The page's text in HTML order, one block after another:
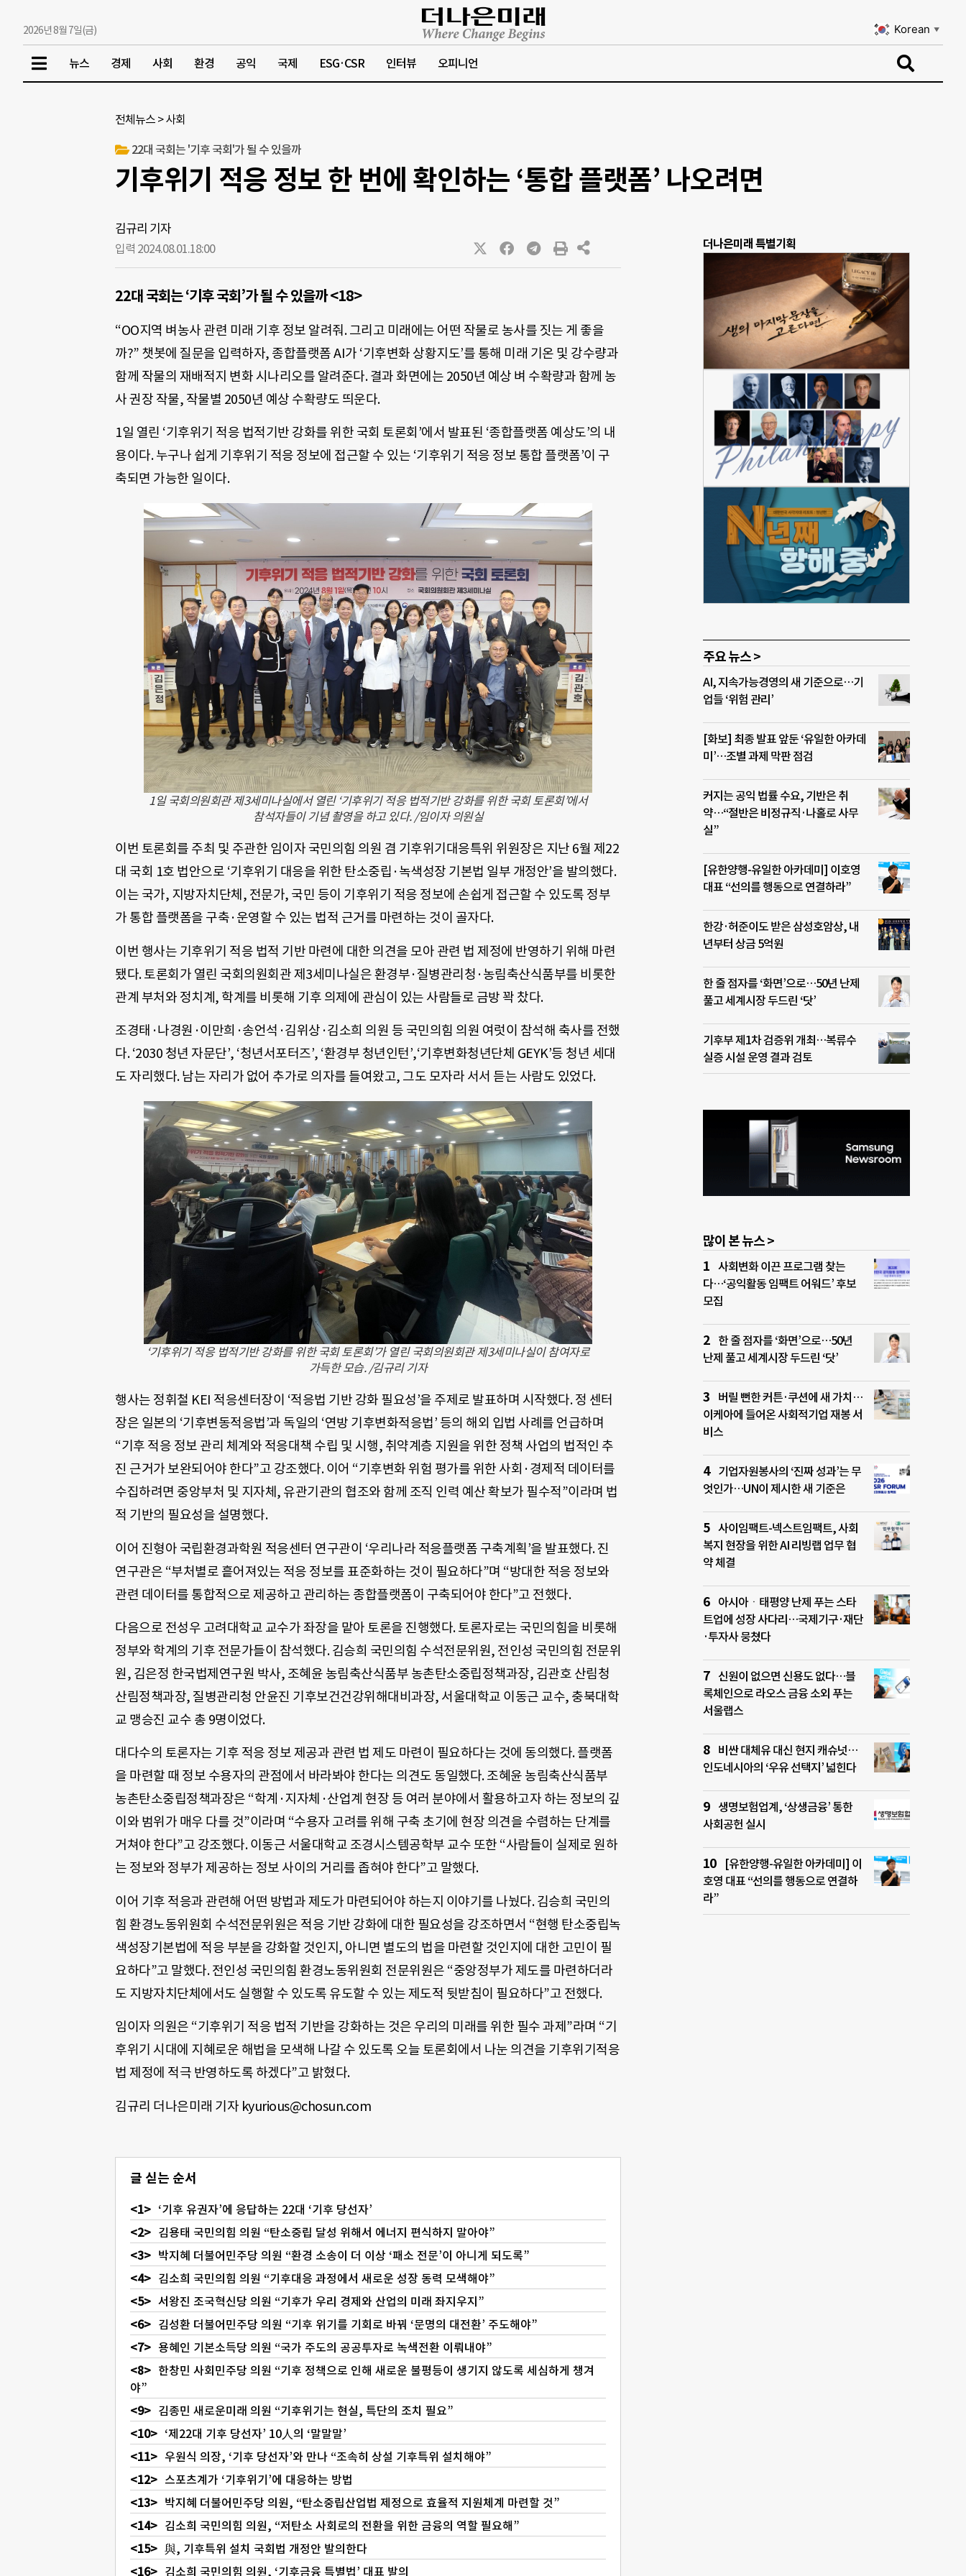
2026년 8월 7일(금) Korean ▼
뉴스 경제 사회 환경 공익 국제 ESG·CSR 인터뷰 오피니언
전체뉴스 >사회
22대 국회는 '기후 국회'가 될 수 있을까
기후위기 적응 정보 한 번에 확인하는 ‘통합 플랫폼’ 나오려면
김규리 기자
입력 2024.08.01.18:00
22대 국회는 ‘기후 국회’가 될 수 있을까 <18>
“OO지역 벼농사 관련 미래 기후 정보 알려줘. 그리고 미래에는 어떤 작물로 농사를 짓는 게 좋을
까?” 챗봇에 질문을 입력하자, 종합플랫폼 AI가 ‘기후변화 상황지도’를 통해 미래 기온 및 강수량과
함께 작물의 재배적지 변화 시나리오를 알려준다. 결과 화면에는 2050년 예상 벼 수확량과 함께 농
사 권장 작물, 작물별 2050년 예상 수확량도 띄운다.
1일 열린 ‘기후위기 적응 법적기반 강화를 위한 국회 토론회’에서 발표된 ‘종합플랫폼 예상도’의 내
용이다. 누구나 쉽게 기후위기 적응 정보에 접근할 수 있는 ‘기후위기 적응 정보 통합 플랫폼’이 구
축되면 가능한 일이다.
1일 국회의원회관 제3세미나실에서 열린 ‘기후위기 적응 법적기반 강화를 위한 국회 토론회’에서
참석자들이 기념 촬영을 하고 있다. /임이자 의원실
이번 토론회를 주최 및 주관한 임이자 국민의힘 의원 겸 기후위기대응특위 위원장은 지난 6월 제22
대 국회 1호 법안으로 ‘기후위기 대응을 위한 탄소중립·녹색성장 기본법 일부 개정안’을 발의했다.
이는 국가, 지방자치단체, 전문가, 국민 등이 기후위기 적응 정보에 손쉽게 접근할 수 있도록 정부
가 통합 플랫폼을 구축·운영할 수 있는 법적 근거를 마련하는 것이 골자다.
이번 행사는 기후위기 적응 법적 기반 마련에 대한 의견을 모아 관련 법 제정에 반영하기 위해 마련
됐다. 토론회가 열린 국회의원회관 제3세미나실은 환경부·질병관리청·농림축산식품부를 비롯한
관계 부처와 정치계, 학계를 비롯해 기후 의제에 관심이 있는 사람들로 금방 꽉 찼다.
조경태·나경원·이만희·송언석·김위상·김소희 의원 등 국민의힘 의원 여럿이 참석해 축사를 전했
다. ‘2030 청년 자문단’, ‘청년서포터즈’, ‘환경부 청년인턴’,‘기후변화청년단체 GEYK’등 청년 세대
도 자리했다. 남는 자리가 없어 추가로 의자를 들여왔고, 그도 모자라 서서 듣는 사람도 있었다.
‘기후위기 적응 법적기반 강화를 위한 국회 토론회’가 열린 국회의원회관 제3세미나실이 참여자로
가득한 모습. /김규리 기자
행사는 정휘철 KEI 적응센터장이 ‘적응법 기반 강화 필요성’을 주제로 발표하며 시작했다. 정 센터
장은 일본의 ‘기후변동적응법’과 독일의 ‘연방 기후변화적응법’ 등의 해외 입법 사례를 언급하며
“기후 적응 정보 관리 체계와 적응대책 수립 및 시행, 취약계층 지원을 위한 정책 사업의 법적인 추
진 근거가 보완되어야 한다”고 강조했다. 이어 “기후변화 위험 평가를 위한 사회·경제적 데이터를
수집하려면 중앙부처 및 지자체, 유관기관의 협조와 함께 조직 인력 예산 확보가 필수적”이라며 법
적 기반의 필요성을 설명했다.
이어 진형아 국립환경과학원 적응센터 연구관이 ‘우리나라 적응플랫폼 구축계획’을 발표했다. 진
연구관은 “부처별로 흩어져있는 적응 정보를 표준화하는 것이 필요하다”며 “방대한 적응 정보와
관련 데이터를 통합적으로 제공하고 관리하는 종합플랫폼이 구축되어야 한다”고 전했다.
다음으로 전성우 고려대학교 교수가 좌장을 맡아 토론을 진행했다. 토론자로는 국민의힘을 비롯해
정부와 학계의 기후 전문가들이 참석했다. 김승희 국민의힘 수석전문위원, 전인성 국민의힘 전문위
원, 김은정 한국법제연구원 박사, 조혜윤 농림축산식품부 농촌탄소중립정책과장, 김관호 산림청
산림정책과장, 질병관리청 안윤진 기후보건건강위해대비과장, 서울대학교 이동근 교수, 충북대학
교 맹승진 교수 총 9명이었다.
대다수의 토론자는 기후 적응 정보 제공과 관련 법 제도 마련이 필요하다는 것에 동의했다. 플랫폼
을 마련할 때 정보 수용자의 관점에서 바라봐야 한다는 의견도 동일했다. 조혜윤 농림축산식품부
농촌탄소중립정책과장은 “학계·지자체·산업계 현장 등 여러 분야에서 활용하고자 하는 정보의 깊
이와 범위가 매우 다를 것”이라며 “수용자 고려를 위해 구축 초기에 현장 의견을 수렴하는 단계를
거쳐야 한다”고 강조했다. 이동근 서울대학교 조경시스템공학부 교수 또한 “사람들이 실제로 원하
는 정보와 정부가 제공하는 정보 사이의 거리를 좁혀야 한다”고 말했다.
이어 기후 적응과 관련해 어떤 방법과 제도가 마련되어야 하는지 이야기를 나눴다. 김승희 국민의
힘 환경노동위원회 수석전문위원은 적응 기반 강화에 대한 필요성을 강조하면서 “현행 탄소중립녹
색성장기본법에 적응 부분을 강화할 것인지, 아니면 별도의 법을 마련할 것인지에 대한 고민이 필
요하다”고 말했다. 전인성 국민의힘 환경노동위원회 전문위원은 “중앙정부가 제도를 마련하더라
도 지방자치단체에서도 실행할 수 있도록 유도할 수 있는 제도적 뒷받침이 필요하다”고 전했다.
임이자 의원은 “기후위기 적응 법적 기반을 강화하는 것은 우리의 미래를 위한 필수 과제”라며 “기
후위기 시대에 지혜로운 해법을 모색해 나갈 수 있도록 오늘 토론회에서 나눈 의견을 기후위기적응
법 제정에 적극 반영하도록 하겠다”고 밝혔다.
김규리 더나은미래 기자 kyurious@chosun.com
글 싣는 순서
‘기후 유권자’에 응답하는 22대 ‘기후 당선자’
김용태 국민의힘 의원 “탄소중립 달성 위해서 에너지 편식하지 말아야”
박지혜 더불어민주당 의원 “환경 소송이 더 이상 ‘패소 전문’이 아니게 되도록”
김소희 국민의힘 의원 “기후대응 과정에서 새로운 성장 동력 모색해야”
서왕진 조국혁신당 의원 “기후가 우리 경제와 산업의 미래 좌지우지”
김성환 더불어민주당 의원 “기후 위기를 기회로 바꿔 ‘문명의 대전환’ 주도해야”
용혜인 기본소득당 의원 “국가 주도의 공공투자로 녹색전환 이뤄내야”
한창민 사회민주당 의원 “기후 정책으로 인해 새로운 불평등이 생기지 않도록 세심하게 챙겨
야”
김종민 새로운미래 의원 “기후위기는 현실, 특단의 조치 필요”
‘제22대 기후 당선자’ 10人의 ‘말말말’
우원식 의장, ‘기후 당선자’와 만나 “조속히 상설 기후특위 설치해야”
스포츠계가 ‘기후위기’에 대응하는 방법
박지혜 더불어민주당 의원, “탄소중립산업법 제정으로 효율적 지원체계 마련할 것”
김소희 국민의힘 의원, “저탄소 사회로의 전환을 위한 금융의 역할 필요해”
與, 기후특위 설치 국회법 개정안 발의한다
김소희 국민의힘 의원, ‘기후금융 특별법’ 대표 발의
더나은미래 특별기획
주요 뉴스 >
AI, 지속가능경영의 새 기준으로…기
업들 ‘위험 관리’
[화보] 최종 발표 앞둔 ‘유일한 아카데
미’…조별 과제 막판 점검
커지는 공익 법률 수요, 기반은 취
약…“절반은 비정규직·나홀로 사무
실”
[유한양행-유일한 아카데미] 이호영
대표 “선의를 행동으로 연결하라”
한강·허준이도 받은 삼성호암상, 내
년부터 상금 5억원
한 줄 점자를 ‘화면’으로…50년 난제
풀고 세계시장 두드린 ‘닷’
기후부 제1차 검증위 개최…복류수
실증 시설 운영 결과 검토
많이 본 뉴스 >
사회변화 이끈 프로그램 찾는
다…‘공익활동 임팩트 어워드’ 후보
모집
한 줄 점자를 ‘화면’으로…50년
난제 풀고 세계시장 두드린 ‘닷’
버릴 뻔한 커튼·쿠션에 새 가치…
이케아에 들어온 사회적기업 재봉 서
비스
기업자원봉사의 ‘진짜 성과’는 무
엇인가…UN이 제시한 새 기준은
사이임팩트-넥스트임팩트, 사회
복지 현장을 위한 AI 리빙랩 업무 협
약 체결
아시아ㆍ태평양 난제 푸는 스타
트업에 성장 사다리…국제기구·재단
·투자사 뭉쳤다
신원이 없으면 신용도 없다…블
록체인으로 라오스 금융 소외 푸는
서울랩스
비싼 대체유 대신 현지 캐슈넛…
인도네시아의 ‘우유 선택지’ 넓힌다
생명보험업계, ‘상생금융’ 통한
사회공헌 실시
[유한양행-유일한 아카데미] 이
호영 대표 “선의를 행동으로 연결하
라”